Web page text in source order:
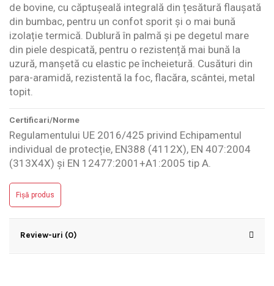
de bovine, cu căptușeală integrală din țesătură flaușată
din bumbac, pentru un confot sporit și o mai bună
izolație termică. Dublură în palmă și pe degetul mare
din piele despicată, pentru o rezistență mai bună la
uzură, manșetă cu elastic pe încheietură. Cusături din
para-aramidă, rezistentă la foc, flacăra, scântei, metal
topit.
Certificari/Norme
Regulamentului UE 2016/425 privind Echipamentul
individual de protecție, EN388 (4112X), EN 407:2004
(313X4X) și EN 12477:2001+A1:2005 tip A.
Fișă produs
Review-uri (0)